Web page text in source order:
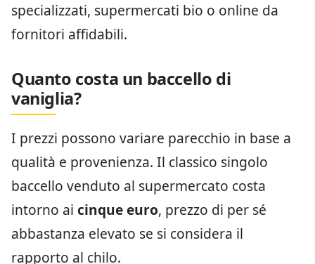
specializzati, supermercati bio o online da
fornitori affidabili.
Quanto costa un baccello di
vaniglia?
I prezzi possono variare parecchio in base a
qualità e provenienza. Il classico singolo
baccello venduto al supermercato costa
intorno ai cinque euro, prezzo di per sé
abbastanza elevato se si considera il
rapporto al chilo.